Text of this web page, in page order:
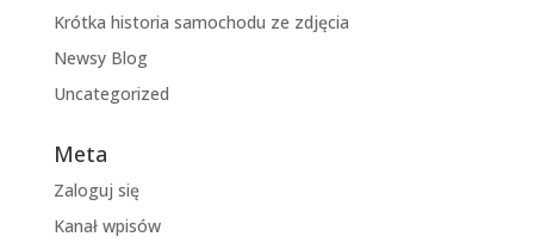
Krótka historia samochodu ze zdjęcia
Newsy Blog
Uncategorized
Meta
Zaloguj się
Kanał wpisów